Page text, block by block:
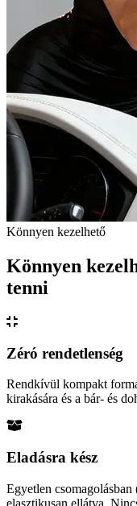
Könnyen kezelhető
Könnyen
tenni
Zéró rendetlenség
Rendkívül kompakt
kirakására és a bár- és
Eladásra kész
Egyetlen
elasztikusan ellátva.